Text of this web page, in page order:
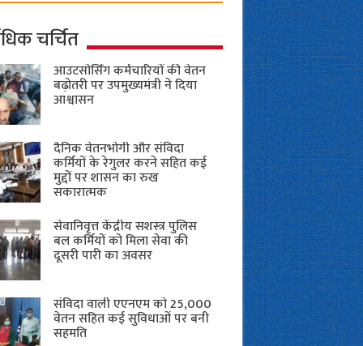
चर्चित
आउटसोर्सिंग कर्मचारियों की वेतन
बढ़ोतरी पर उपमुख्यमंत्री ने दिया
आश्वासन
दैनिक वेतनभोगी और संविदा
कर्मियों के रेगुलर करने सहित कई
मुद्दों पर शासन का रुख
सकारात्मक
सेवानिवृत्त केंद्रीय सशस्त्र पुलिस
बल ​कर्मियों को मिला सेवा की
दूसरी पारी का अवसर
संविदा वाली एएनएम को 25,000
वेतन सहित कई सुविधाओं पर बनी
सहमति